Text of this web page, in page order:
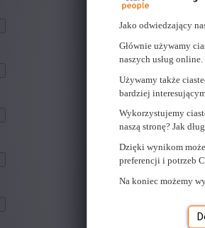
Jako odwiedzający
Głównie używamy
naszych usług online.
Używamy także
bardziej
Wykorzystujemy
naszą stronę? Jak
Dzięki wynikom
preferencji i potrzeb
Na koniec możemy